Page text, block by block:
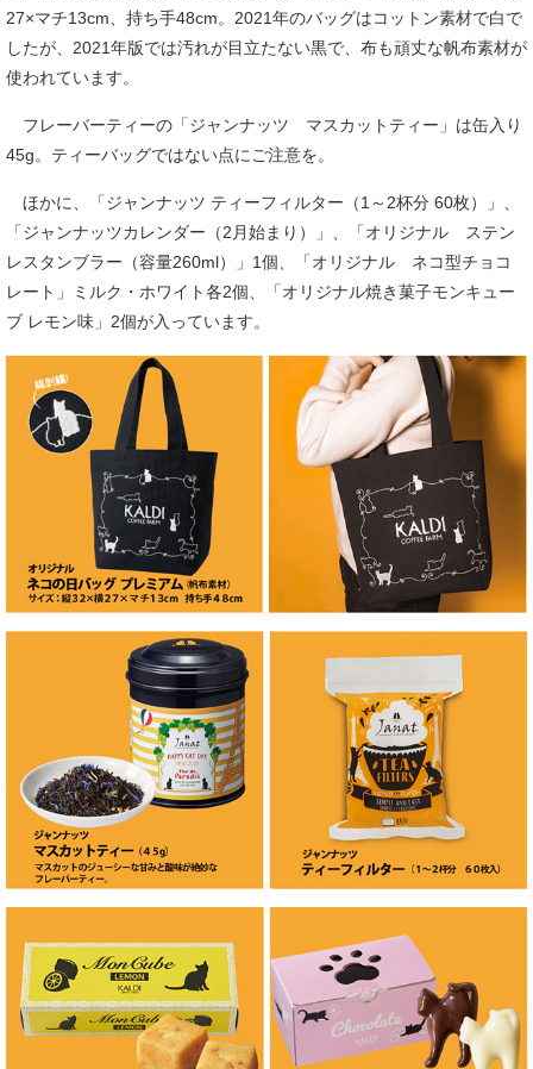
27×マチ13cm、持ち手48cm。2021年のバッグはコットン素材で白で
したが、2021年版では汚れが目立たない黒で、布も頑丈な帆布素材が
使われています。
フレーバーティーの「ジャンナッツ マスカットティー」は缶入り
45g。ティーバッグではない点にご注意を。
ほかに、「ジャンナッツ ティーフィルター（1～2杯分 60枚）」、
「ジャンナッツカレンダー（2月始まり）」、「オリジナル ステン
レスタンブラー（容量260ml）」1個、「オリジナル ネコ型チョコ
レート」ミルク・ホワイト各2個、「オリジナル焼き菓子モンキュー
ブ レモン味」2個が入っています。